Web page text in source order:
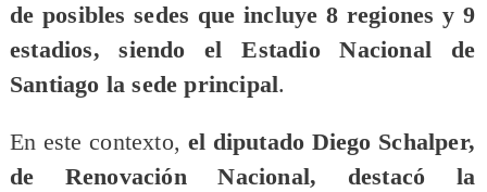
de posibles sedes que incluye 8 regiones y 9
estadios, siendo el Estadio Nacional de
Santiago la sede principal.
En este contexto, el diputado Diego Schalper,
de Renovación Nacional, destacó la